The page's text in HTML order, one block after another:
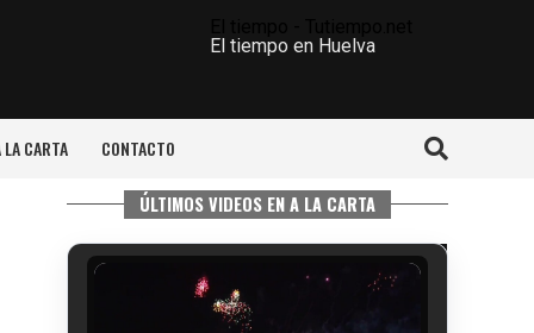
El tiempo en Huelva
LA CARTA CONTACTO
ÚLTIMOS VIDEOS EN A LA CARTA